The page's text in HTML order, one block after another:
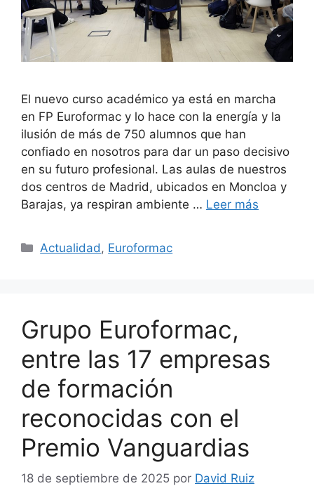
El nuevo curso académico ya está en marcha
en FP Euroformac y lo hace con la energía y la
ilusión de más de 750 alumnos que han
confiado en nosotros para dar un paso decisivo
en su futuro profesional. Las aulas de nuestros
dos centros de Madrid, ubicados en Moncloa y
Barajas, ya respiran ambiente … Leer más
Actualidad , Euroformac
Grupo Euroformac,
entre las 17 empresas
de formación
reconocidas con el
Premio Vanguardias
18 de septiembre de 2025 por David Ruiz